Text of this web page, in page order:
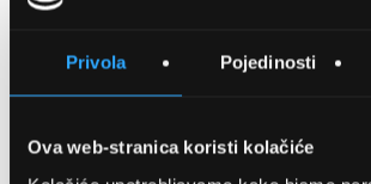
Privola Pojedinosti
Ova web-stranica koristi kolačiće
Detalji